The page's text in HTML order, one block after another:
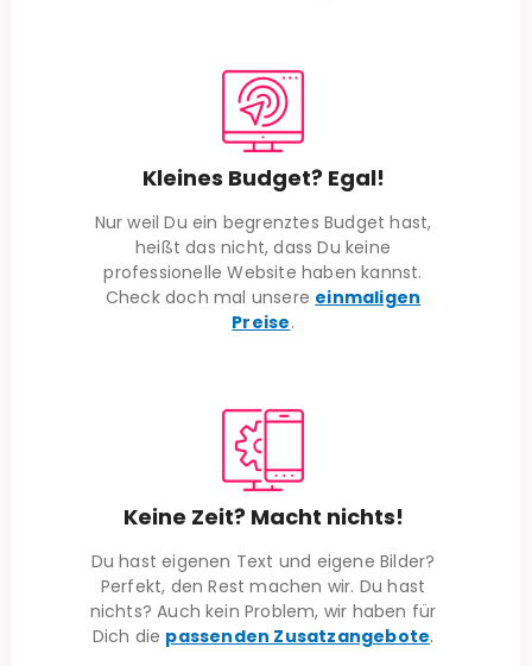
Kleines Budget? Egal!
Nur weil Du ein begrenztes Budget hast,
heißt das nicht, dass Du keine
professionelle Website haben kannst.
Check doch mal unsere einmaligen
Preise.
Keine Zeit? Macht nichts!
Du hast eigenen Text und eigene Bilder?
Perfekt, den Rest machen wir. Du hast
nichts? Auch kein Problem, wir haben für
Dich die passenden Zusatzangebote.